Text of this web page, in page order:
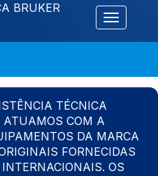
Alternar
TÉCNICA
ATUAMOS COM A
DA MARCA
FORNECIDAS
INTERNACIONAIS. OS